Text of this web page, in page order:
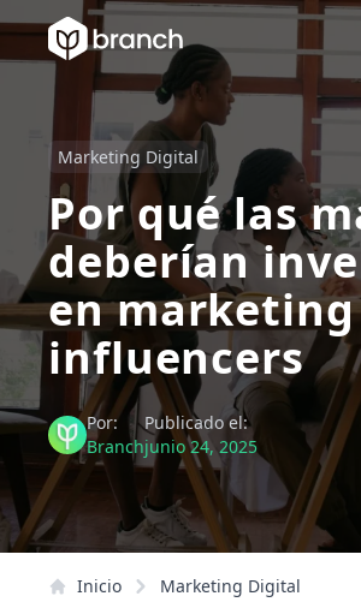
Marketing Digital
Por qué las
deberían
en
influencers
Por:
Branch
Publicado el:
junio 24, 2025
Inicio Marketing Digital